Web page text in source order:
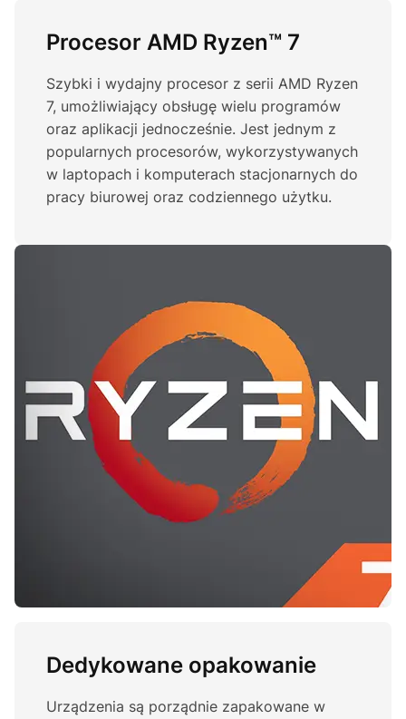
Procesor AMD Ryzen™ 7
Szybki i wydajny procesor z serii AMD Ryzen
7, umożliwiający obsługę wielu programów
oraz aplikacji jednocześnie. Jest jednym z
popularnych procesorów, wykorzystywanych
w laptopach i komputerach stacjonarnych do
pracy biurowej oraz codziennego użytku.
Dedykowane opakowanie
Urządzenia są porządnie zapakowane w